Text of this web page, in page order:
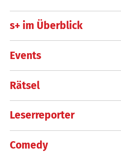
s+ im Überblick
Events
Rätsel
Leserreporter
Comedy